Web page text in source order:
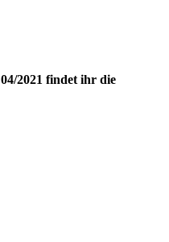
2021 findet ihr die